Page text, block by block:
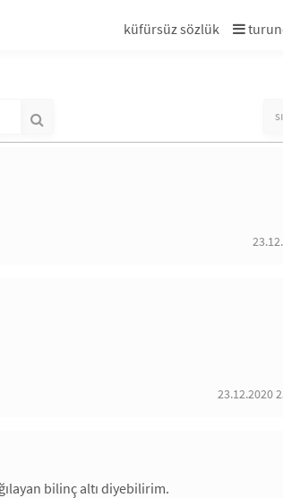
küfürsüz sözlük
23.12.2020
bilinç altı diyebilirim.